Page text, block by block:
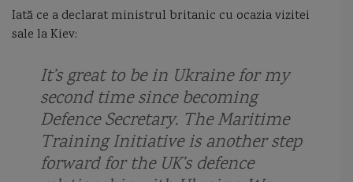
Fregata Amiral Grigorovich
fregata type 22r Friponne gabier Garda de Coasta
Geopolitica goeleta Gowind 2500 Great Tea Race
Grigore Antipa Grivita Harpoon Henric navigatorul
hidroavion hidrografia hidrolocator HMS Defender
Iată ce a declarat ministrul britanic cu ocazia vizitei
sale la Kiev:
It’s great to be in Ukraine for my
second time since becoming
Defence Secretary. The Maritime
Training Initiative is another step
forward for the UK’s defence